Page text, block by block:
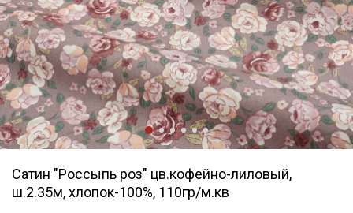
Сатин "Россыпь роз" цв.кофейно-лиловый,
ш.2.35м, хлопок-100%, 110гр/м.кв